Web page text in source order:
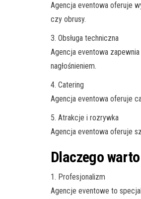
Agencja eventowa oferuje
czy obrusy.
3. Obsługa techniczna
Agencja eventowa
nagłośnieniem.
4. Catering
Agencja eventowa oferuje
5. Atrakcje i rozrywka
Agencja eventowa oferuje
Dlaczego
1. Profesjonalizm
Agencje eventowe to